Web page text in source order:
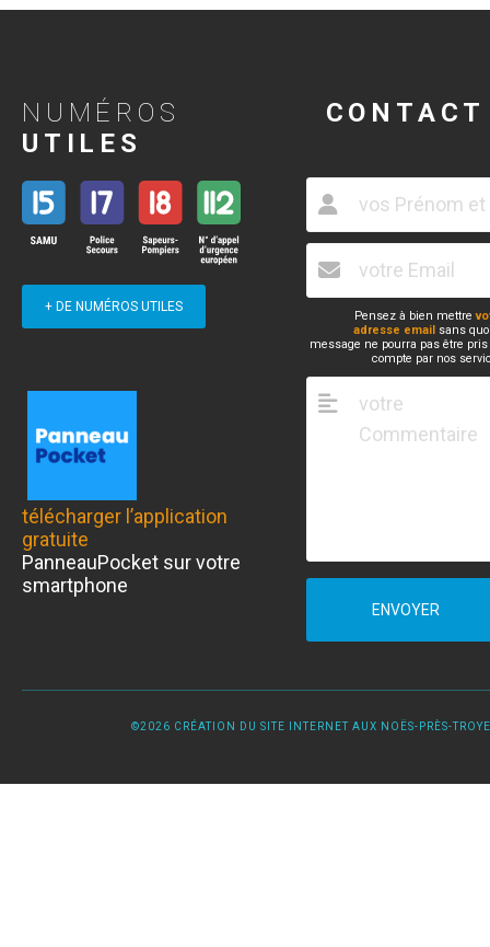
NUMÉROS
UTILES
+ DE NUMÉROS UTILES
télécharger l’application
gratuite
PanneauPocket sur votre
smartphone
CONTACT
Pensez à bien mettre
adresse email sans
message ne pourra pas être
compte par nos
ENVOYER
©2026 CRÉATION DU SITE INTERNET AUX NOËS-PRÈS-